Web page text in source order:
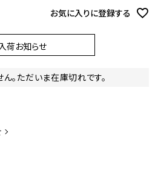
お気に入りに登録する
入荷お知らせ
。ただいま在庫切れです。